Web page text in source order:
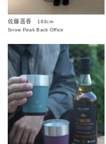
佐藤遥香
163cm
Snow Peak Back Office